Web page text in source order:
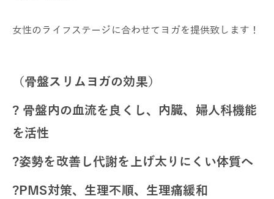
女性のライフステージに合わせてヨガを提供致します！
（骨盤スリムヨガの効果）
? 骨盤内の血流を良くし、内臓、婦人科機能
を活性
?姿勢を改善し代謝を上げ太りにくい体質へ
?PMS対策、 生理不順、生理痛緩和